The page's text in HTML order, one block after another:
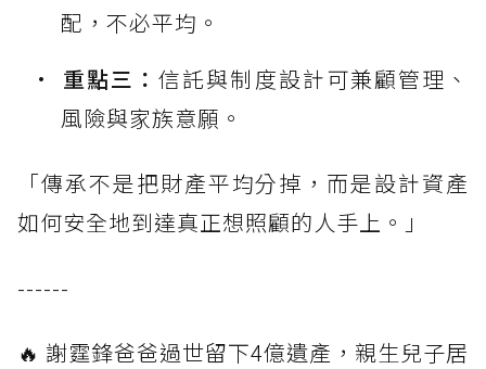
配，不必平均。
重點三：信託與制度設計可兼顧管理、
風險與家族意願。
「傳承不是把財產平均分掉，而是設計資產
如何安全地到達真正想照顧的人手上。」
------
🔥 謝霆鋒爸爸過世留下4億遺產，親生兒子居